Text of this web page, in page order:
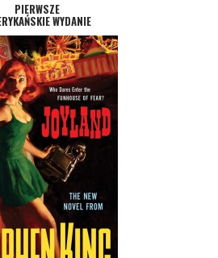
PIERWSZE
WYDANIE